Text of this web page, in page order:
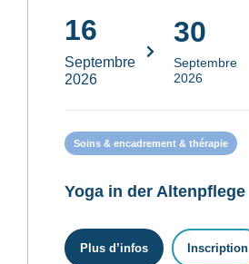
16
Septembre
2026
30
Septembre
2026
Soins & encadrement & thérapie
Yoga in der Altenpflege
Plus d’infos Inscription